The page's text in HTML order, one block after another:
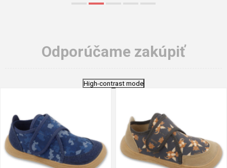
Odporúčame zakúpiť
High-contrast mode